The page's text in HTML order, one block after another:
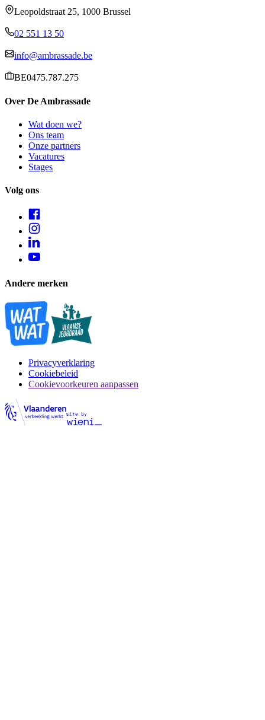
Leopoldstraat 25, 1000 Brussel
02 551 13 50
info@ambrassade.be
BE0475.787.275
Over De Ambrassade
Wat doen we?
Ons team
Onze partners
Vacatures
Stages
Volg ons
Andere merken
Privacyverklaring
Cookiebeleid
Cookievoorkeuren aanpassen